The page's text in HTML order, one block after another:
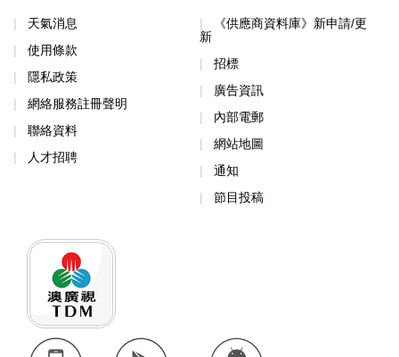
天氣消息
使用條款
隱私政策
網絡服務註冊聲明
聯絡資料
人才招聘
《供應商資料庫》新申請/更
新
招標
廣告資訊
內部電郵
網站地圖
通知
節目投稿